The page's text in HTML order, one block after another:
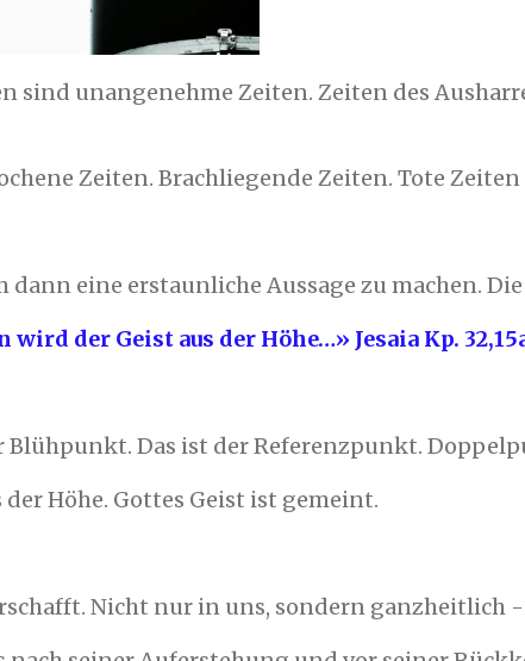
sind unangenehme Zeiten. Zeiten des
Zeiten. Brachliegende Zeiten. Tote Zeiten
dann eine erstaunliche Aussage zu machen.
wird der Geist aus der Höhe…» Jesaia Kp.
Blühpunkt. Das ist der Referenzpunkt.
Höhe. Gottes Geist ist gemeint.
Nicht nur in uns, sondern ganzheitlich